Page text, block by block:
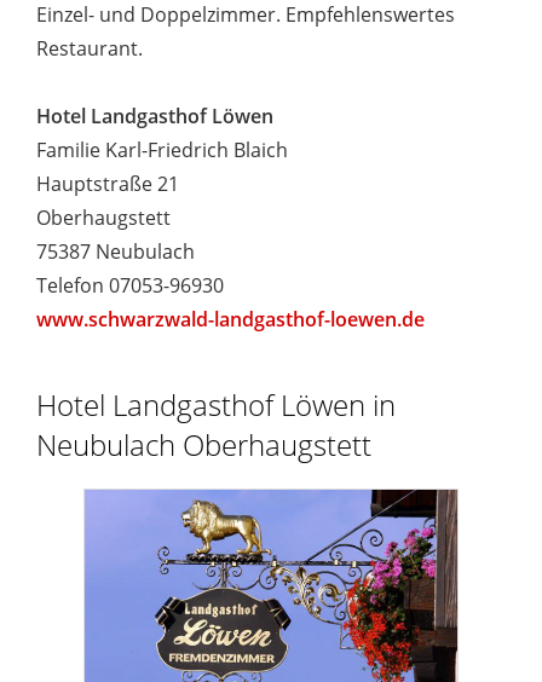
Einzel- und Doppelzimmer. Empfehlenswertes
Restaurant.
Hotel Landgasthof Löwen
Familie Karl-Friedrich Blaich
Hauptstraße 21
Oberhaugstett
75387 Neubulach
Telefon 07053-96930
www.schwarzwald-landgasthof-loewen.de
Hotel Landgasthof Löwen in
Neubulach Oberhaugstett